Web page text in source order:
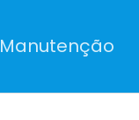
Manutenção